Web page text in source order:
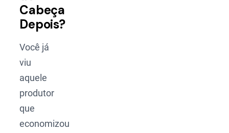
Cabeça
Depois?
Você já
viu
aquele
produtor
que
economizou